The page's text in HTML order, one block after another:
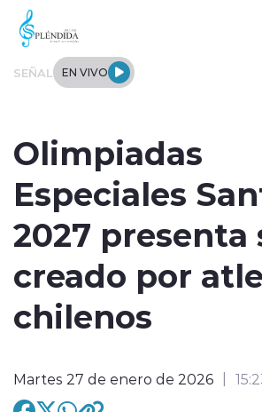
Click acá para ir directamente al
SEÑAL EN VIVO
Regional
Tendencias
Internacional
Entrevistas
Olimpiadas
Especiales
2027 presenta
creado por
chilenos
Martes 27 de enero de 2026